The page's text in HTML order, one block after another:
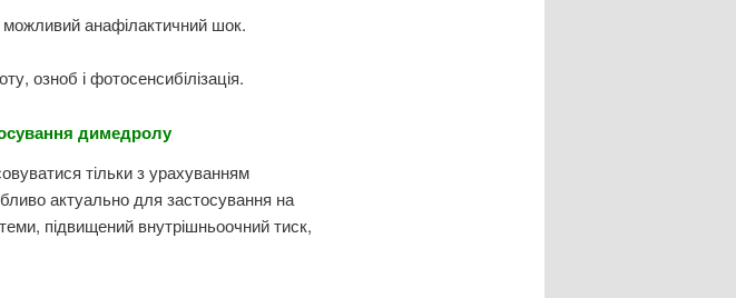
анафілактичний шок.
озноб і фотосенсибілізація.
димедролу
тільки з урахуванням
актуально для застосування на
підвищений внутрішньоочний тиск,